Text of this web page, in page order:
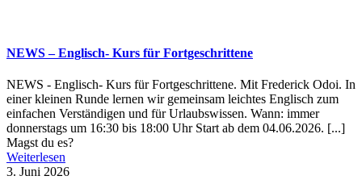
NEWS – Englisch- Kurs für Fortgeschrittene
NEWS - Englisch- Kurs für Fortgeschrittene. Mit Frederick Odoi. In
einer kleinen Runde lernen wir gemeinsam leichtes Englisch zum
einfachen Verständigen und für Urlaubswissen. Wann: immer
donnerstags um 16:30 bis 18:00 Uhr Start ab dem 04.06.2026. [...]
Magst du es?
Weiterlesen
3. Juni 2026